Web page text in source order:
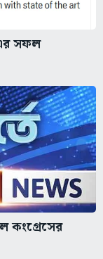
এর সফল
কংগ্রেসের